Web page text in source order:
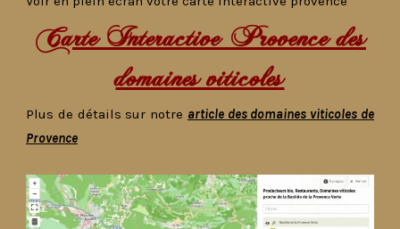
Carte Interactive Provence des
domaines viticoles
Plus de détails sur notre article des domaines viticoles de
Provence